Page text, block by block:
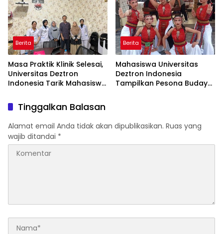
Berita
Masa Praktik Klinik Selesai,
Universitas Deztron
Indonesia Tarik Mahasiswa
Artha Mahinrus
Berita
Mahasiswa Universitas
Deztron Indonesia
Tampilkan Pesona Budaya
Tinggalkan Balasan
Alamat email Anda tidak akan dipublikasikan. Ruas yang
wajib ditandai *